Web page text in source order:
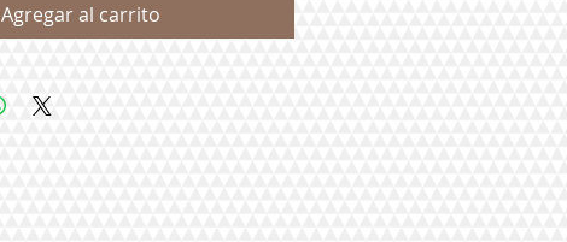
Agregar al carrito